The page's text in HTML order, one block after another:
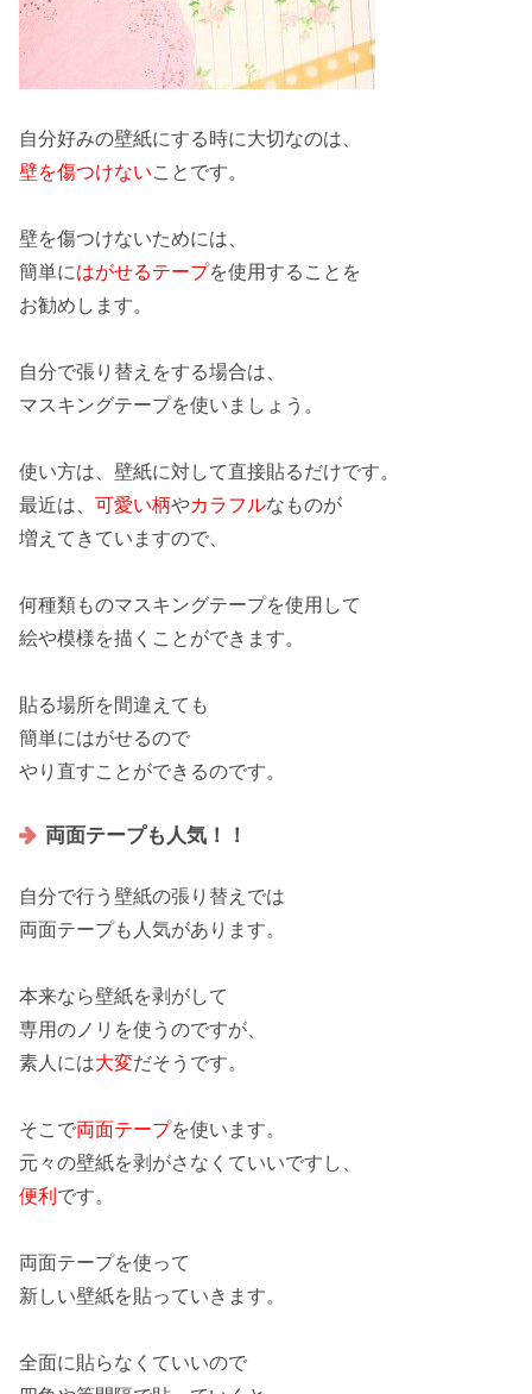
自分好みの壁紙にする時に大切なのは、
壁を傷つけないことです。
壁を傷つけないためには、
簡単にはがせるテープを使用することを
お勧めします。
自分で張り替えをする場合は、
マスキングテープを使いましょう。
使い方は、壁紙に対して直接貼るだけです。
最近は、 可愛い柄やカラフルなものが
増えてきていますので、
何種類ものマスキングテープを使用して
絵や模様を描くことができます。
貼る場所を間違えても
簡単にはがせるので
やり直すこと ができるのです。
両面テープも人気！！
自分で行う壁紙の張り替えでは
両面テープも人気があります。
本来なら壁紙を剥がして
専用のノリ を使うのですが、
素人には大変だそうです。
そこで両面テープを使います。
元々の壁紙を剥がさなくていいですし、
便利 です。
両面テープを使って
新しい壁紙を貼っていきます。
全面に貼らなくていいので